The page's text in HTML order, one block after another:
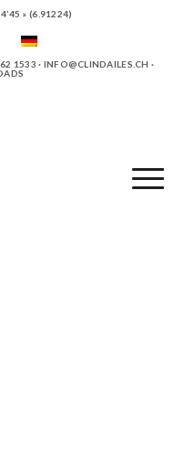
» (6.91224)
1533 · INFO@CLINDAILES.CH ·